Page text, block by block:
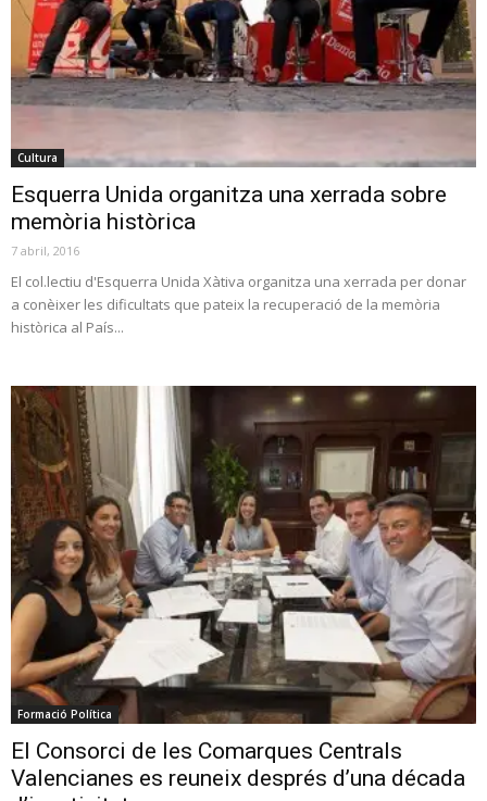
Cultura
Esquerra Unida organitza una xerrada sobre
memòria històrica
7 abril, 2016
El col.lectiu d'Esquerra Unida Xàtiva organitza una xerrada per donar
a conèixer les dificultats que pateix la recuperació de la memòria
històrica al País...
Formació Política
El Consorci de les Comarques Centrals
Valencianes es reuneix després d’una década